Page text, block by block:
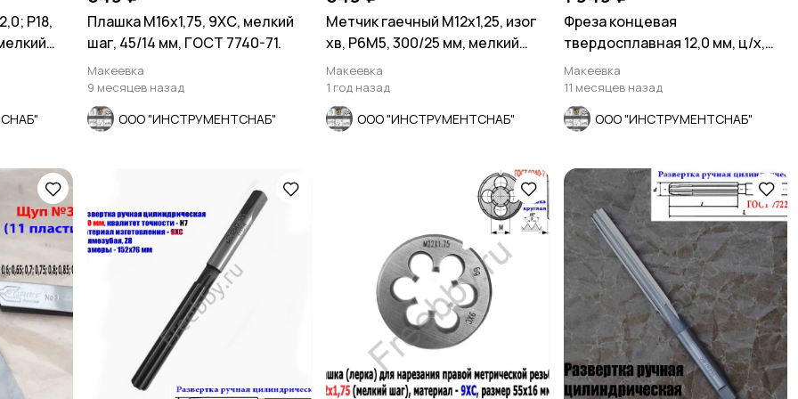
Р18,
Плашка М16х1,75, 9ХС, мелкий
шаг, 45/14 мм, ГОСТ 7740-71.
Макеевка
9 месяцев назад
ООО "ИНСТРУМЕНТСНАБ"
Метчик гаечный М12х1,25, изог
хв, Р6М5, 300/25 мм, мелкий
шаг, СССР.
Макеевка
1 год назад
ООО "ИНСТРУМЕНТСНАБ"
Фреза концевая
твердосплавная 12,0 мм, ц/х,
монолит, ВК8, 5-пер, 50/25
Макеевка
11 месяцев назад
ООО "ИНСТРУМЕНТСНАБ"